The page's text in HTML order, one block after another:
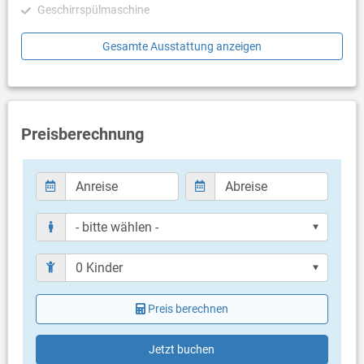
Poolbeleuchtung sind automatisch programmiert, um abends
eine angenehme Atmosphäre zu schaffen. Der Garten ist
gepflegt, und der Rasen bleibt dank eines Rasenroboters, der
sicher und selbstständig arbeitet, immer perfekt.
Zusätzliche Informationen:
Alle Räume sind klimatisiert, und im Winter steht eine Heizung
Haustiere sind nicht erlaubt. Rauchen ist in den Innenräumen
nicht gestattet.
Geschirrspülmaschine
Schlafzimmer
Schlafzimmer mit Doppelbett
Schlafzimmer mit Doppelbett
Badezimmer
Bad mit WC, Dusche
Bad mit WC, Dusche
Nur separate Toilette (Gäste WC)
Balkon & Terrasse
Liegen
eigene Terrasse
Liegen
Weitere Informationen
Gesamte Ausstattung anzeigen
Preisberechnung
Preis berechnen
Jetzt buchen